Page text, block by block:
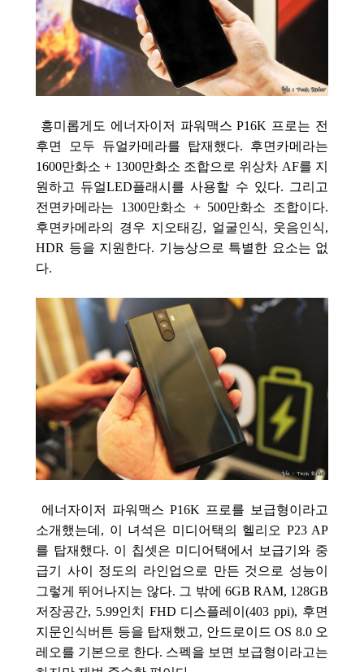
흥미롭게도 에너자이저 파워맥스 P16K 프로는 전
후면 모두 듀얼카메라를 탑재했다. 후면카메라는
1600만화소 + 1300만화소 조합으로 위상차 AF를 지
원하고 듀얼LED플래시를 사용할 수 있다. 그리고
전면카메라는 1300만화소 + 500만화소 조합이다.
후면카메라의 경우 지오태깅, 얼굴인식, 웃음인식,
HDR 등을 지원한다. 기능상으로 특별한 요소는 없
다.
에너자이저 파워맥스 P16K 프로를 보급형이라고
소개했는데, 이 녀석은 미디어택의 헬리오 P23 AP
를 탑재했다. 이 칩셋은 미디어택에서 보급기와 중
급기 사이 정도의 라인업으로 만든 것으로 성능이
그렇게 뛰어나지는 않다. 그 밖에 6GB RAM, 128GB
저장공간, 5.99인치 FHD 디스플레이(403 ppi), 후면
지문인식버튼 등을 탑재했고, 안드로이드 OS 8.0 오
레오를 기본으로 한다. 스펙을 보면 보급형이라고는